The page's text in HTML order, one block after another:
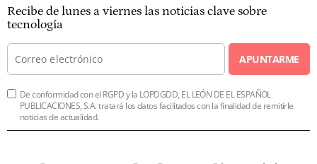
Recibe de lunes a viernes las noticias clave sobre
tecnología
APUNTARME
De conformidad con el RGPD y la LOPDGDD, EL LEÓN DE EL ESPAÑOL
PUBLICACIONES, S.A. tratará los datos facilitados con la finalidad de remitirle
noticias de actualidad.